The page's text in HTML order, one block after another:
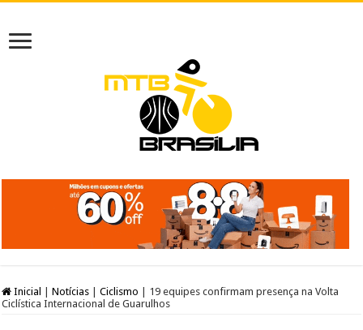
Inicial Notícias Ciclismo
19 equipes confirmam presença na Volta
Ciclística Internacional de Guarulhos